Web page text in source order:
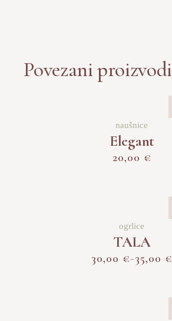
Povezani proizvodi
naušnice
Elegant
20,00 €
ogrlice
TALA
30,00 €–35,00 €